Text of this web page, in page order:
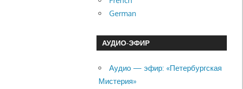
German
АУДИО-ЭФИР
Аудио — эфир: «Петербургская
Мистерия»